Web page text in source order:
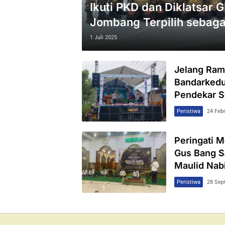
Ikuti PKD dan Diklatsar
Jombang Terpilih
1 Juli 2025
Jelang
Pendekar
Peristiwa 24
Peringati
Gus Bang
Maulid
Peristiwa 28